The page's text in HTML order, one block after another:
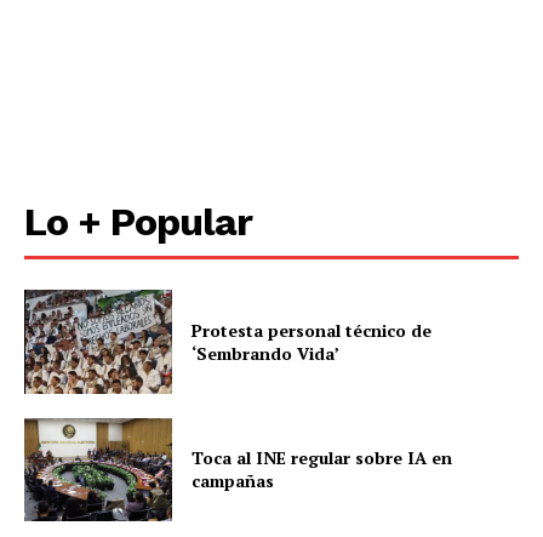
Lo + Popular
Protesta personal técnico de
‘Sembrando Vida’
Toca al INE regular sobre IA en
campañas